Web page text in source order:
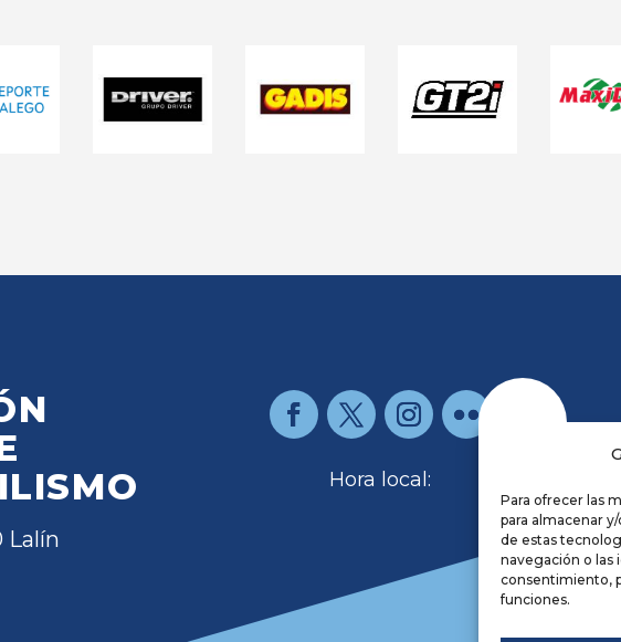
Para ofrecer las
para almacenar
de estas
navegación o las
consentimiento,
funciones.
Lalín
Hora local: